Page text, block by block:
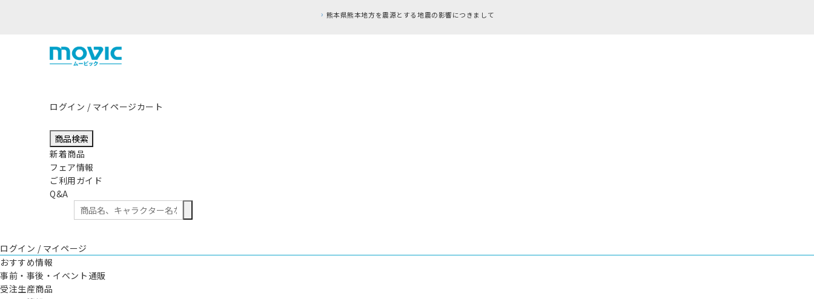
RFC違反アドレスのご利用について
ログイン / マイページカート
商品検索
新着商品
フェア情報
ご利用ガイド
Q&A
ログイン / マイページ
おすすめ情報
事前・事後・イベント通販
受注生産商品